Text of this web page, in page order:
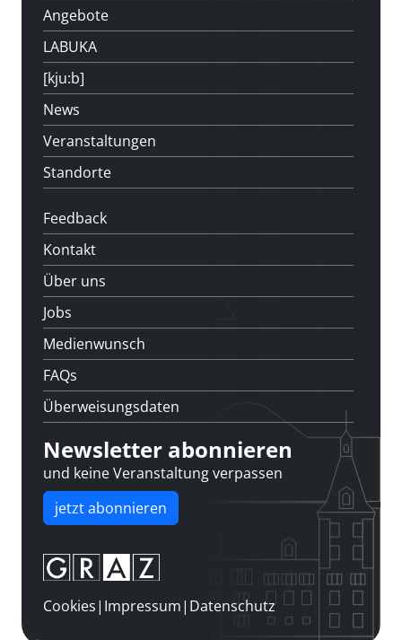
Angebote
LABUKA
[kju:b]
News
Veranstaltungen
Standorte
Feedback
Kontakt
Über uns
Jobs
Medienwunsch
FAQs
Überweisungsdaten
Newsletter abonnieren
und keine Veranstaltung verpassen
jetzt abonnieren
Cookies| Impressum| Datenschutz